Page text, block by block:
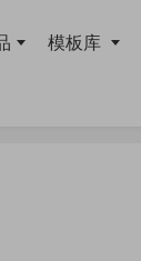
模板库